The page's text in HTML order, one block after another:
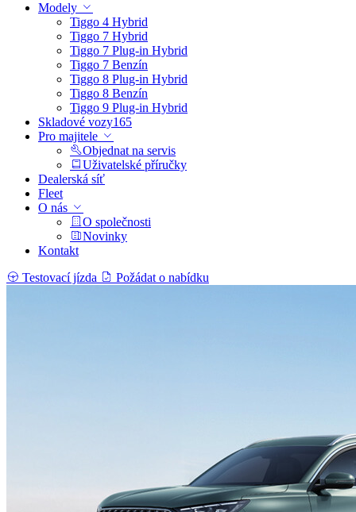
Modely
Tiggo 4 Hybrid
Tiggo 7 Hybrid
Tiggo 7 Plug-in Hybrid
Tiggo 7 Benzín
Tiggo 8 Plug-in Hybrid
Tiggo 8 Benzín
Tiggo 9 Plug-in Hybrid
Skladové vozy165
Pro majitele
Objednat na servis
Uživatelské příručky
Dealerská síť
Fleet
O nás
O společnosti
Novinky
Kontakt
Testovací jízda
Požádat o nabídku